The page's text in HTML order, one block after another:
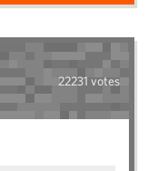
22231 votes